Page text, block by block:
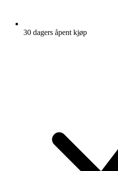
30 dagers åpent kjøp